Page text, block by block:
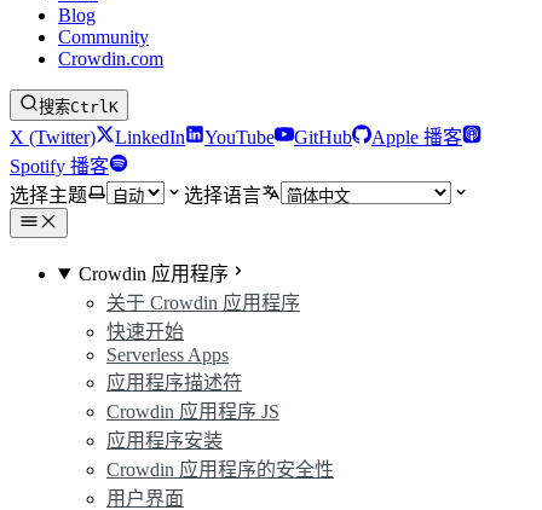
Blog
Community
Crowdin.com
搜索CtrlK
X (Twitter) LinkedIn YouTube GitHub
Apple 播客
Spotify 播客
选择主题
选择语言
Crowdin 应用程序
关于 Crowdin 应用程序
快速开始
Serverless Apps
应用程序描述符
Crowdin 应用程序 JS
应用程序安装
Crowdin 应用程序的安全性
用户界面